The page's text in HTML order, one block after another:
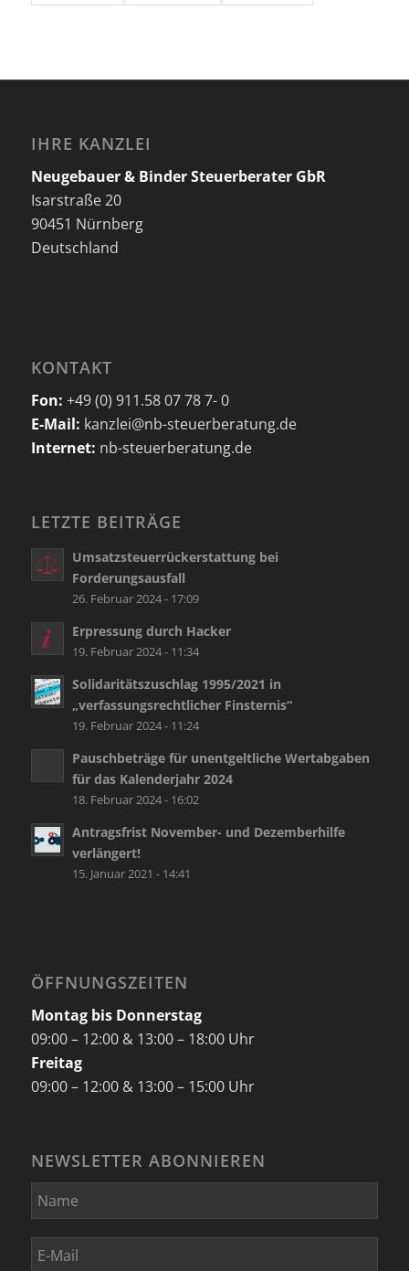
IHRE KANZLEI
Neugebauer & Binder Steuerberater GbR
Isarstraße 20
90451 Nürnberg
Deutschland
KONTAKT
Fon: +49 (0) 911.58 07 78 7- 0
E-Mail: kanzlei@nb-steuerberatung.de
Internet: nb-steuerberatung.de
LETZTE BEITRÄGE
Umsatzsteuerrückerstattung bei
Forderungsausfall
26. Februar 2024 - 17:09
Erpressung durch Hacker
19. Februar 2024 - 11:34
Solidaritätszuschlag 1995/2021 in
„verfassungsrechtlicher Finsternis“
19. Februar 2024 - 11:24
Pauschbeträge für unentgeltliche Wertabgaben
für das Kalenderjahr 2024
18. Februar 2024 - 16:02
Antragsfrist November- und Dezemberhilfe
verlängert!
15. Januar 2021 - 14:41
ÖFFNUNGSZEITEN
Montag bis Donnerstag
09:00 – 12:00 & 13:00 – 18:00 Uhr
Freitag
09:00 – 12:00 & 13:00 – 15:00 Uhr
NEWSLETTER ABONNIEREN